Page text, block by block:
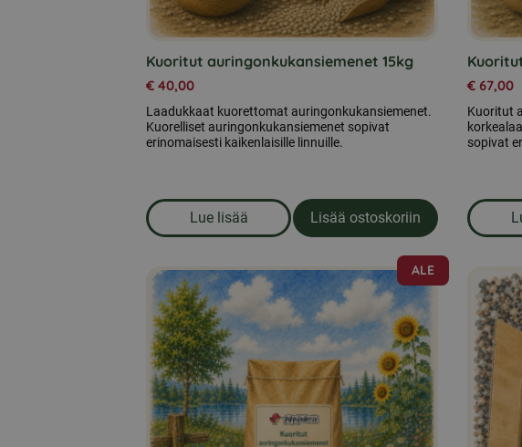
Kuoritut auringonkukansiemenet 15kg
€ 40,00
Laadukkaat kuorettomat auringonkukansiemenet.
Kuorelliset auringonkukansiemenet sopivat
erinomaisesti kaikenlaisille linnuille.
Lue lisää
om produkten Kuoritut auringonkukansiemenet
Lisää ostoskoriin
€ 67,00
Kuoritut
sopivat
ALE
Tällä
tuotteella
on
useampi
muunnelma.
Voit
tehdä